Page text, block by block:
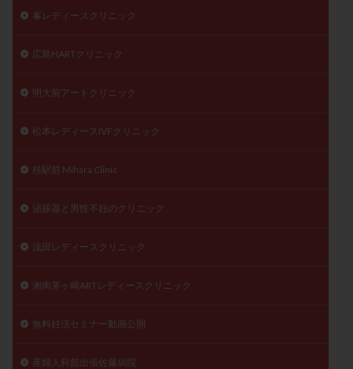
峯レディースクリニック
広島HARTクリニック
明大前アートクリニック
松本レディースIVFクリニック
桂駅前 Mihara Clinic
泌尿器と男性不妊のクリニック
浅田レディースクリニック
湘南茅ヶ崎ARTレディースクリニック
無料妊活セミナー動画公開
産婦人科舘出張佐藤病院